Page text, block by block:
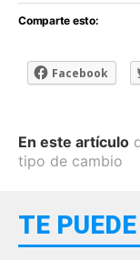
Comparte esto:
Facebook
En este artículo
tipo de cambio
TE